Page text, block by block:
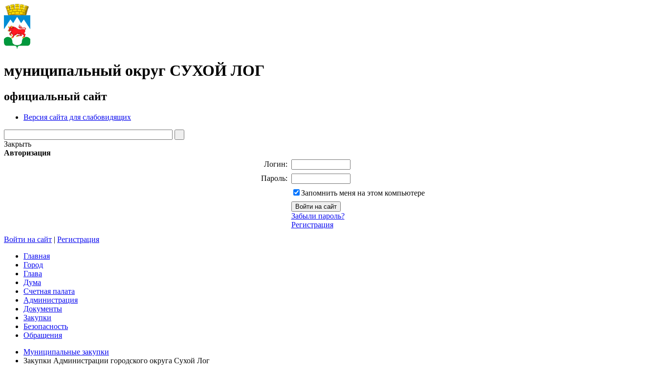
муниципальный округ СУХОЙ ЛОГ
официальный сайт
Версия сайта для слабовидящих
Закрыть
Авторизация
Логин:
Пароль:
Запомнить меня на этом компьютере
Забыли пароль?
Регистрация
Войти на сайт | Регистрация
Главная
Город
Глава
Дума
Счетная палата
Администрация
Документы
Закупки
Безопасность
Обращения
Муниципальные закупки
Закупки Администрации городского округа Сухой Лог